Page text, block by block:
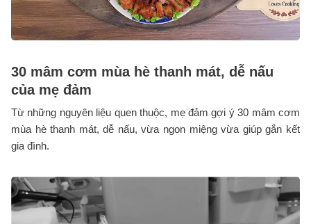
30 mâm cơm mùa hè thanh mát, dễ nấu
của mẹ đảm
Từ những nguyên liệu quen thuộc, mẹ đảm gợi ý 30 mâm cơm
mùa hè thanh mát, dễ nấu, vừa ngon miệng vừa giúp gắn kết
gia đình.